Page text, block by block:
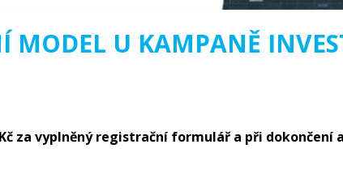
MODEL U KAMPANĚ
za vyplněný registrační formulář a při dokončení